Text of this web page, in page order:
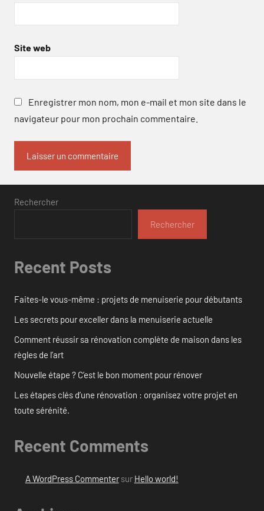
Site web
Enregistrer mon nom, mon e-mail et mon site dans le
navigateur pour mon prochain commentaire.
Rechercher
Rechercher
Recent Posts
Faites-le vous-même : projets de menuiserie pour débutants
Les secrets pour exceller dans la menuiserie actuelle
Comment réussir sa rénovation complète de maison dans les
règles de l’art
Nouvelle étape ? C’est le bon moment pour rénover
Les étapes clés d’une rénovation : organisez votre projet en
toute sérénité.
Recent Comments
A WordPress Commentersur Hello world!